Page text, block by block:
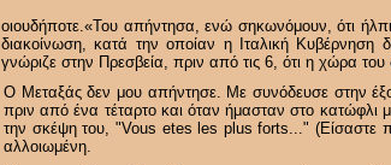
Ο Μεταξάς δεν μου απήντησε. Με συνόδευσε στην
πριν από ένα τέταρτο και όταν ήμασταν στο κατώφλι
την σκέψη του, "Vous etes les plus forts..." (Είσαστε
αλλοιωμένη.
οιουδήποτε.«Του απήντησα, ενώ σηκωνόμουν, ότι
διακοίνωση, κατά την οποίαν η Ιταλική Κυβέρνηση
γνώριζε στην Πρεσβεία, πριν από τις 6, ότι η χώρα του